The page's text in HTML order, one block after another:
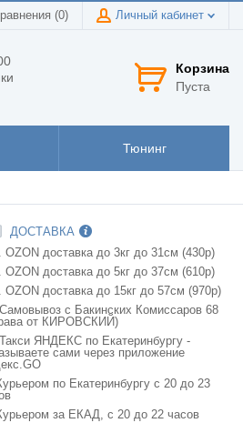
(0) Личный кабинет
Корзина
Пуста
Тюнинг
ДОСТАВКА
OZON доставка до 3кг до 31см (430р)
OZON доставка до 5кг до 37см (610р)
OZON доставка до 15кг до 57см (970р)
с Бакинских Комиссаров 68
от КИРОВСКИЙ)
ЯНДЕКС по Екатеринбургу -
сами через приложение
по Екатеринбургу с 20 до 23
за ЕКАД, с 20 до 22 часов